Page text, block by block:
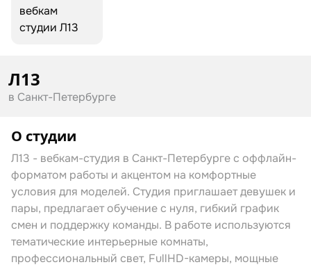
Л13
в Санкт-Петербурге
О студии
Л13 - вебкам-студия в Санкт-Петербурге с оффлайн-
форматом работы и акцентом на комфортные
условия для моделей. Студия приглашает девушек и
пары, предлагает обучение с нуля, гибкий график
смен и поддержку команды. В работе используются
тематические интерьерные комнаты,
профессиональный свет, FullHD-камеры, мощные